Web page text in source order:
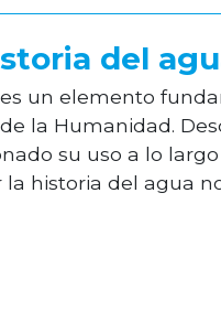
del
un elemento
la Humanidad.
su uso a lo
la historia del agua